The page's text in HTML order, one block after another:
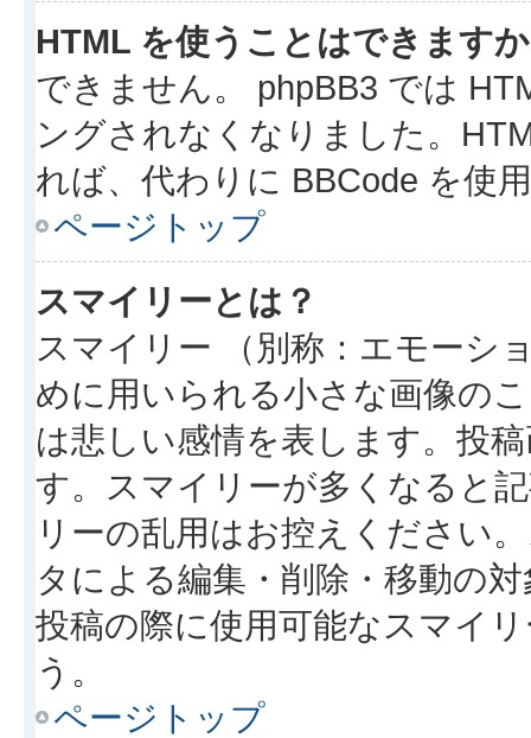
HTML を使うことはできます
できません。 phpBB3 では
ングされなくなりました。
れば、代わりに BBCode を使
ページトップ
スマイリーとは？
スマイリー （別称：エモーシ
めに用いられる小さな画像の
は悲しい感情を表します。投
す。スマイリーが多くなると
リーの乱用はお控えください
タによる編集・削除・移動の
投稿の際に使用可能なスマイ
う。
ページトップ